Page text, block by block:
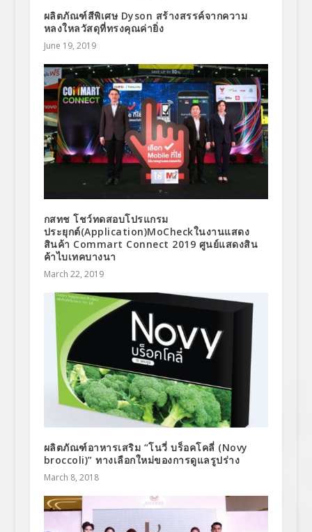
ผลิตภัณฑ์สีพิเศษ Dyson สร้างสรรค์จากความ
หลงใหลวัสดุที่ทรงคุณค่ายิ่ง
June 19, 2019
กสทช โชว์ทดสอบโปรแกรม
ประยุกต์(Application)MoCheckในงานแสดง
สินค้า Commart Connect 2019 ศูนย์แสดงสิน
ค้าไบเทคบางนา
March 22, 2019
ผลิตภัณฑ์อาหารเสริม “โนวี่ บร็อคโคลี่ (Novy
broccoli)” ทางเลือกใหม่ของการดูแลรูปร่าง
March 8, 2018